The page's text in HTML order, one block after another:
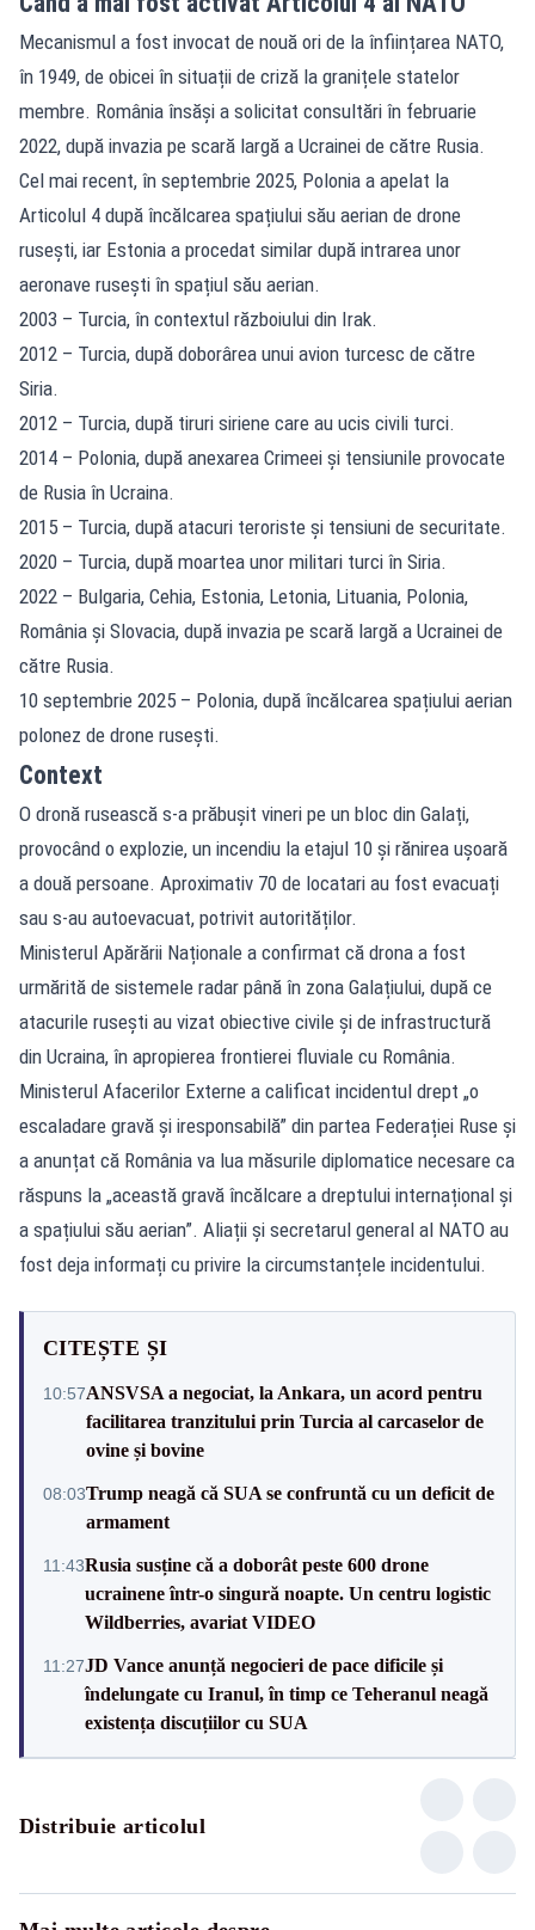
Mecanismul a fost invocat de nouă ori de la înființarea NATO,
în 1949, de obicei în situații de criză la granițele statelor
membre. România însăși a solicitat consultări în februarie
2022, după invazia pe scară largă a Ucrainei de către Rusia.
Cel mai recent, în septembrie 2025, Polonia a apelat la
Articolul 4 după încălcarea spațiului său aerian de drone
rusești, iar Estonia a procedat similar după intrarea unor
aeronave rusești în spațiul său aerian.
2003 – Turcia, în contextul războiului din Irak.
2012 – Turcia, după doborârea unui avion turcesc de către
Siria.
2012 – Turcia, după tiruri siriene care au ucis civili turci.
2014 – Polonia, după anexarea Crimeei și tensiunile provocate
de Rusia în Ucraina.
2015 – Turcia, după atacuri teroriste și tensiuni de securitate.
2020 – Turcia, după moartea unor militari turci în Siria.
2022 – Bulgaria, Cehia, Estonia, Letonia, Lituania, Polonia,
România și Slovacia, după invazia pe scară largă a Ucrainei de
către Rusia.
10 septembrie 2025 – Polonia, după încălcarea spațiului aerian
polonez de drone rusești.
Context
O dronă rusească s-a prăbușit vineri pe un bloc din Galați,
provocând o explozie, un incendiu la etajul 10 și rănirea ușoară
a două persoane. Aproximativ 70 de locatari au fost evacuați
sau s-au autoevacuat, potrivit autorităților.
Ministerul Apărării Naționale a confirmat că drona a fost
urmărită de sistemele radar până în zona Galațiului, după ce
atacurile rusești au vizat obiective civile și de infrastructură
din Ucraina, în apropierea frontierei fluviale cu România.
Ministerul Afacerilor Externe a calificat incidentul drept „o
escaladare gravă și iresponsabilă” din partea Federației Ruse și
a anunțat că România va lua măsurile diplomatice necesare ca
răspuns la „această gravă încălcare a dreptului internațional și
a spațiului său aerian”. Aliații și secretarul general al NATO au
fost deja informați cu privire la circumstanțele incidentului.
CITEȘTE ȘI
10:57ANSVSA a negociat, la Ankara, un acord pentru
facilitarea tranzitului prin Turcia al carcaselor de
ovine și bovine
08:03Trump neagă că SUA se confruntă cu un deficit de
armament
11:43Rusia susține că a doborât peste 600 drone
ucrainene într-o singură noapte. Un centru logistic
Wildberries, avariat VIDEO
11:27JD Vance anunță negocieri de pace dificile și
îndelungate cu Iranul, în timp ce Teheranul neagă
existența discuțiilor cu SUA
Distribuie articolul